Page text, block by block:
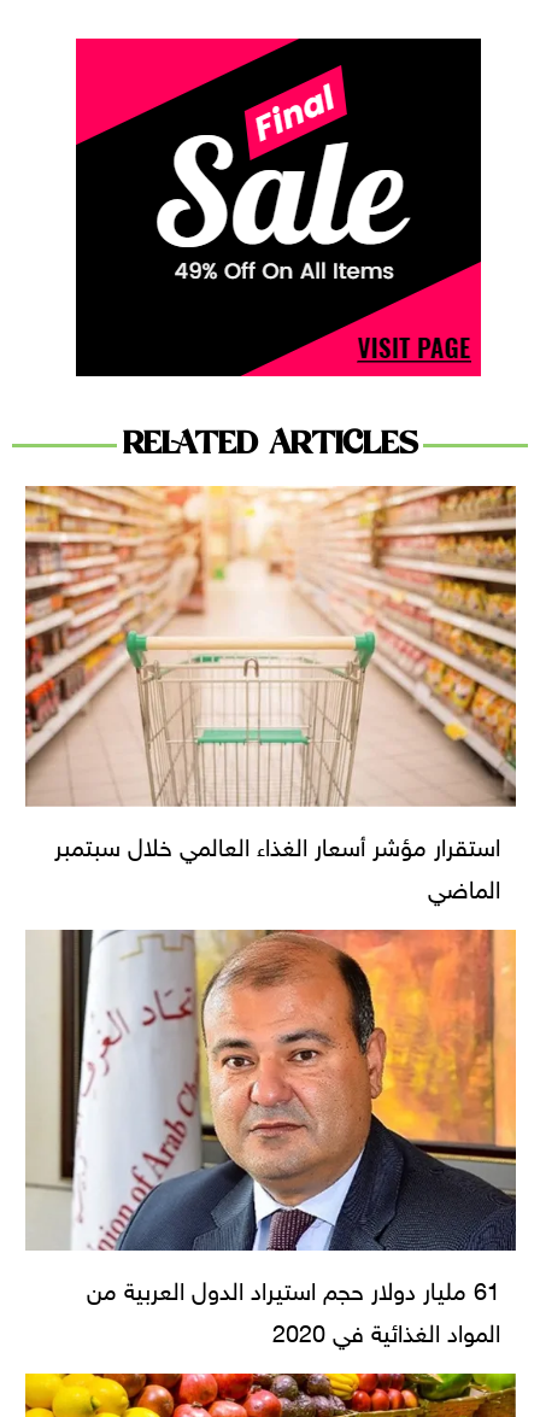
RELATED ARTICLES
استقرار مؤشر أسعار الغذاء العالمي خلال سبتمبر
الماضي
61 مليار دولار حجم استيراد الدول العربية من
المواد الغذائية في 2020